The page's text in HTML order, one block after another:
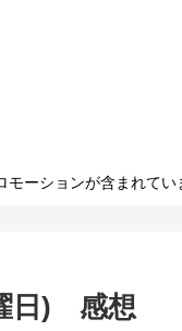
モーションが含まれてい
日) 感想